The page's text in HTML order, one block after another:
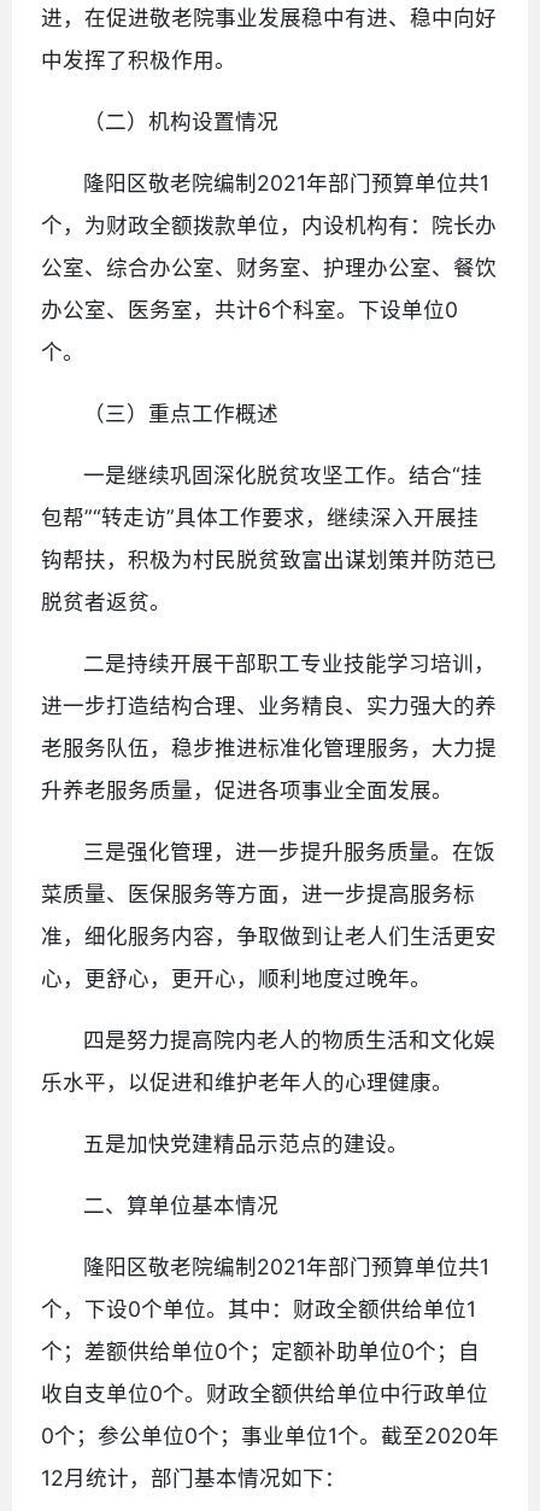
进，在促进敬老院事业发展稳中有进、稳中向好
中发挥了积极作用。
（二）机构设置情况
隆阳区敬老院编制2021年部门预算单位共1
个，为财政全额拨款单位，内设机构有：院长办
公室、综合办公室、财务室、护理办公室、餐饮
办公室、医务室，共计6个科室。下设单位0
个。
（三）重点工作概述
一是继续巩固深化脱贫攻坚工作。结合“挂
包帮”“转走访”具体工作要求，继续深入开展挂
钩帮扶，积极为村民脱贫致富出谋划策并防范已
脱贫者返贫。
二是持续开展干部职工专业技能学习培训，
进一步打造结构合理、业务精良、实力强大的养
老服务队伍，稳步推进标准化管理服务，大力提
升养老服务质量，促进各项事业全面发展。
三是强化管理，进一步提升服务质量。在饭
菜质量、医保服务等方面，进一步提高服务标
准，细化服务内容，争取做到让老人们生活更安
心，更舒心，更开心，顺利地度过晚年。
四是努力提高院内老人的物质生活和文化娱
乐水平，以促进和维护老年人的心理健康。
五是加快党建精品示范点的建设。
二、算单位基本情况
隆阳区敬老院编制2021年部门预算单位共1
个，下设0个单位。其中：财政全额供给单位1
个；差额供给单位0个；定额补助单位0个；自
收自支单位0个。财政全额供给单位中行政单位
0个；参公单位0个；事业单位1个。截至2020年
12月统计，部门基本情况如下：